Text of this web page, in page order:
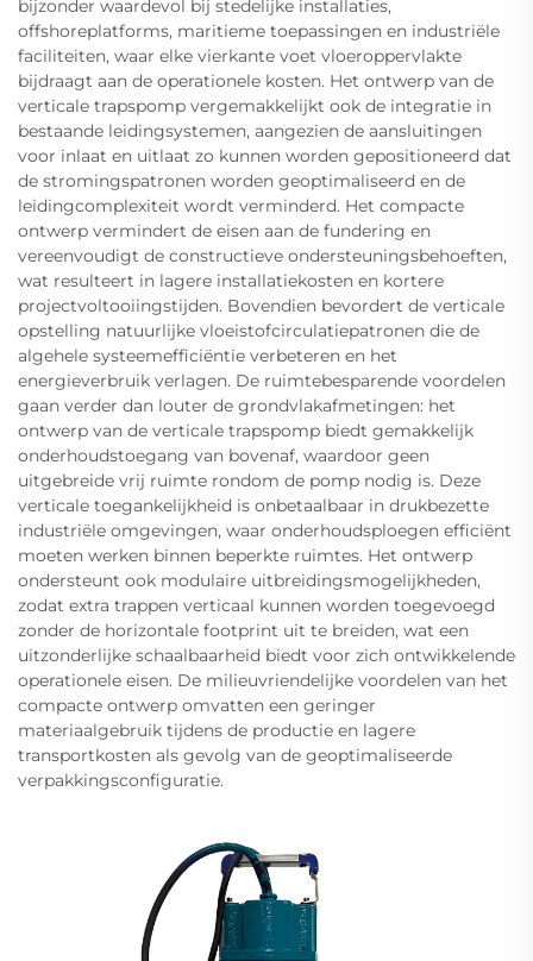
bijzonder waardevol bij stedelijke installaties,
offshoreplatforms, maritieme toepassingen en industriële
faciliteiten, waar elke vierkante voet vloeroppervlakte
bijdraagt aan de operationele kosten. Het ontwerp van de
verticale trapspomp vergemakkelijkt ook de integratie in
bestaande leidingsystemen, aangezien de aansluitingen
voor inlaat en uitlaat zo kunnen worden gepositioneerd dat
de stromingspatronen worden geoptimaliseerd en de
leidingcomplexiteit wordt verminderd. Het compacte
ontwerp vermindert de eisen aan de fundering en
vereenvoudigt de constructieve ondersteuningsbehoeften,
wat resulteert in lagere installatiekosten en kortere
projectvoltooiingstijden. Bovendien bevordert de verticale
opstelling natuurlijke vloeistofcirculatiepatronen die de
algehele systeemefficiëntie verbeteren en het
energieverbruik verlagen. De ruimtebesparende voordelen
gaan verder dan louter de grondvlakafmetingen: het
ontwerp van de verticale trapspomp biedt gemakkelijk
onderhoudstoegang van bovenaf, waardoor geen
uitgebreide vrij ruimte rondom de pomp nodig is. Deze
verticale toegankelijkheid is onbetaalbaar in drukbezette
industriële omgevingen, waar onderhoudsploegen efficiënt
moeten werken binnen beperkte ruimtes. Het ontwerp
ondersteunt ook modulaire uitbreidingsmogelijkheden,
zodat extra trappen verticaal kunnen worden toegevoegd
zonder de horizontale footprint uit te breiden, wat een
uitzonderlijke schaalbaarheid biedt voor zich ontwikkelende
operationele eisen. De milieuvriendelijke voordelen van het
compacte ontwerp omvatten een geringer
materiaalgebruik tijdens de productie en lagere
transportkosten als gevolg van de geoptimaliseerde
verpakkingsconfiguratie.